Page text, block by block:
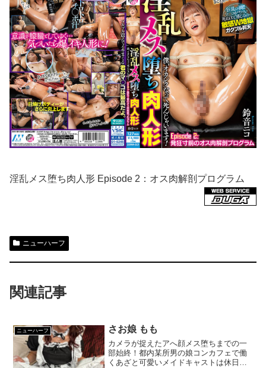
淫乱メス堕ち肉人形 Episode 2：オス肉解剖プログラム
ニューハーフ
関連記事
ニューハーフ さお娘 もも
カメラが捉えたアへ顔メス堕ちまでの一
部始終！都内某所男の娘コンカフェで働
くあざと可愛いメイドキャストは休日オ